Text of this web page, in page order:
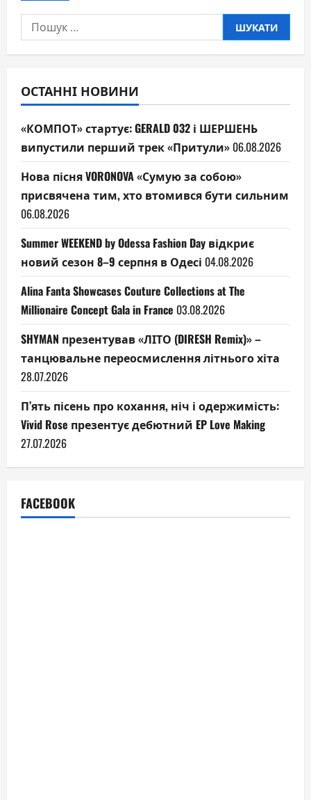
Пошук:
ОСТАННІ НОВИНИ
«КОМПОТ» стартує: GERALD 032 і ШЕРШЕНЬ
випустили перший трек «Притули» 06.08.2026
Нова пісня VORONOVA «Сумую за собою»
присвячена тим, хто втомився бути сильним
06.08.2026
Summer WEEKEND by Odessa Fashion Day відкриє
новий сезон 8–9 серпня в Одесі 04.08.2026
Alina Fanta Showcases Couture Collections at The
Millionaire Concept Gala in France 03.08.2026
SHYMAN презентував «ЛІТО (DIRESH Remix)» –
танцювальне переосмислення літнього хіта
28.07.2026
П’ять пісень про кохання, ніч і одержимість:
Vivid Rose презентує дебютний EP Love Making
27.07.2026
FACEBOOK